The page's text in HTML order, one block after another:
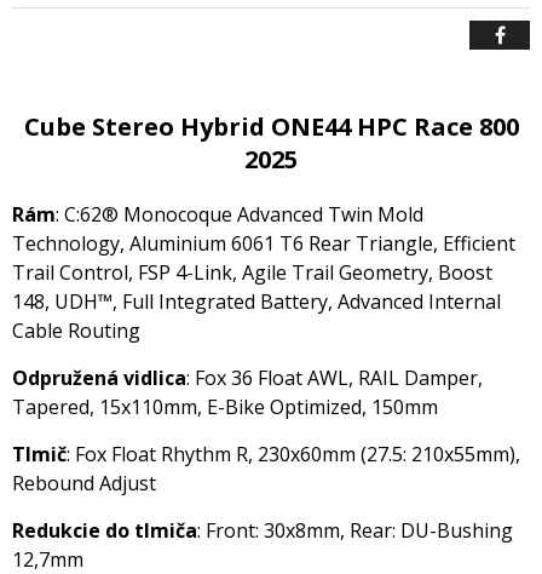
Cube Stereo Hybrid ONE44 HPC Race 800
2025
Rám: C:62® Monocoque Advanced Twin Mold
Technology, Aluminium 6061 T6 Rear Triangle, Efficient
Trail Control, FSP 4-Link, Agile Trail Geometry, Boost
148, UDH™, Full Integrated Battery, Advanced Internal
Cable Routing
Odpružená vidlica: Fox 36 Float AWL, RAIL Damper,
Tapered, 15x110mm, E-Bike Optimized, 150mm
Tlmič: Fox Float Rhythm R, 230x60mm (27.5: 210x55mm),
Rebound Adjust
Redukcie do tlmiča: Front: 30x8mm, Rear: DU-Bushing
12,7mm